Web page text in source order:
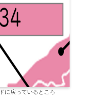
に戻っているところ